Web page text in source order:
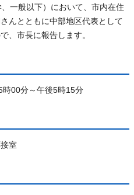
一般以下）において、市内在住
んとともに中部地区代表として
、市長に報告します。
00分～午後5時15分
室